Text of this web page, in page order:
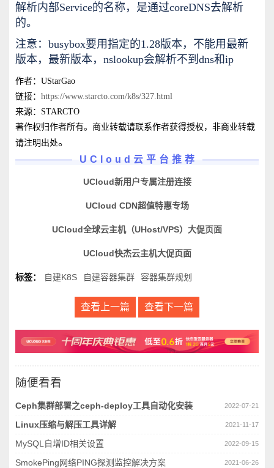
解析内部Service的名称，是通过coreDNS去解析
的。
注意：busybox要用指定的1.28版本，不能用最新
版本，最新版本，nslookup会解析不到dns和ip
作者：UStarGao
链接： https://www.starcto.com/k8s/327.html
来源：STARCTO
著作权归作者所有。商业转载请联系作者获得授权，非商业转载
请注明出处。
UCloud云平台推荐
UCloud新用户专属注册连接
UCloud CDN超值特惠专场
UCloud全球云主机（UHost/VPS）大促页面
UCloud快杰云主机大促页面
标签： 自建K8S 自建容器集群 容器集群规划
查看上一篇 查看下一篇
随便看看
2022-07-21
Ceph集群部署之ceph-deploy工具自动化安装
2021-11-17
Linux压缩与解压工具详解
2022-09-15
MySQL自增ID相关设置
2021-06-26
SmokePing网络PING探测监控解决方案